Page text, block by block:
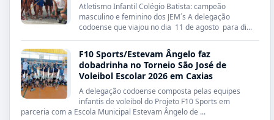
Atletismo Infantil Colégio Batista: campeão
masculino e feminino dos JEM´s A delegação
codoense que viajou no dia 11 de agosto para di...
F10 Sports/Estevam Ângelo faz
dobadrinha no Torneio São José de
Voleibol Escolar 2026 em Caxias
A delegação codoense composta pelas equipes
infantis de voleibol do Projeto F10 Sports em
parceria com a Escola Municipal Estevam Ângelo de ...